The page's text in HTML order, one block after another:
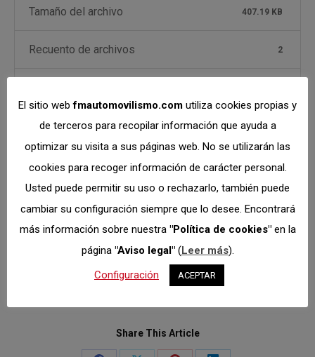
Tamaño del archivo 407.19 KB
Recuento de archivos 2
Última actualización enero 29, 2021
DESCARGAR
Descripción Archivos adjuntos
Share This Article
El sitio webfmautomovilismo.com utiliza cookies propias y
de terceros para recopilar información que ayuda a
optimizar su visita a sus páginas web. No se utilizarán las
cookies para recoger información de carácter personal.
Usted puede permitir su uso o rechazarlo, también puede
cambiar su configuración siempre que lo desee. Encontrará
más información sobre nuestra "Política de cookies"en la
página "Aviso legal"(Leer más).
Configuración
ACEPTAR